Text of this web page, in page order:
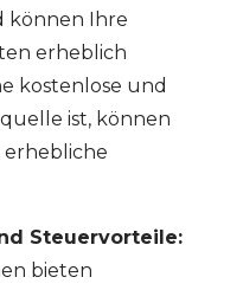
können Ihre
erheblich
kostenlose und
ist, können
erhebliche
Steuervorteile:
bieten